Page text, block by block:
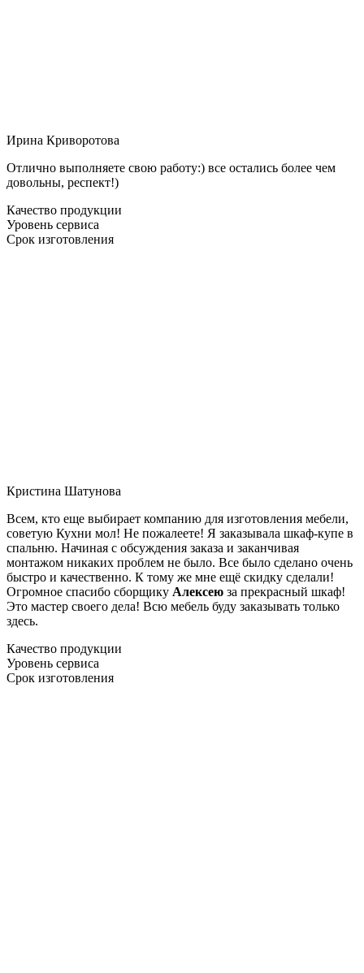
Ирина Криворотова
Отлично выполняете свою работу:) все остались более чем
довольны, респект!)
Качество продукции
Уровень сервиса
Срок изготовления
Кристина Шатунова
Всем, кто еще выбирает компанию для изготовления мебели,
советую Кухни мол! Не пожалеете! Я заказывала шкаф-купе в
спальню. Начиная с обсуждения заказа и заканчивая
монтажом никаких проблем не было. Все было сделано очень
быстро и качественно. К тому же мне ещё скидку сделали!
Огромное спасибо сборщику Алексею за прекрасный шкаф!
Это мастер своего дела! Всю мебель буду заказывать только
здесь.
Качество продукции
Уровень сервиса
Срок изготовления